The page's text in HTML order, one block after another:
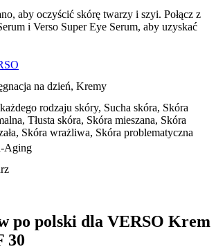
aby oczyścić skórę twarzy i szyi. Połącz z
i Verso Super Eye Serum, aby uzyskać
na dzień, Kremy
rodzaju skóry, Sucha skóra, Skóra
Tłusta skóra, Skóra mieszana, Skóra
Skóra wrażliwa, Skóra problematyczna
Aging
po polski dla VERSO Krem
30